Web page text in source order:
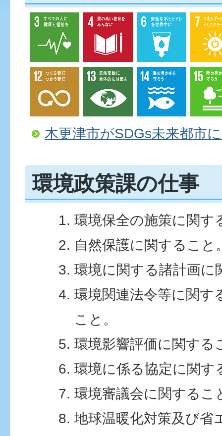
木更津市がSDGs未来都市
環境政策課の仕事
環境保全の施策に関す
自然保護に関すること
環境に関する諸計画に
環境関連法令等に関す
こと。
環境影響評価に関する
環境に係る協定に関す
環境審議会に関するこ
地球温暖化対策及び省